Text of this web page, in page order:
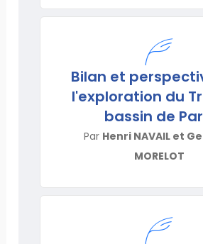
Bilan et
l'exploration du
bassin de
Par Henri NAVAIL et
MORELOT